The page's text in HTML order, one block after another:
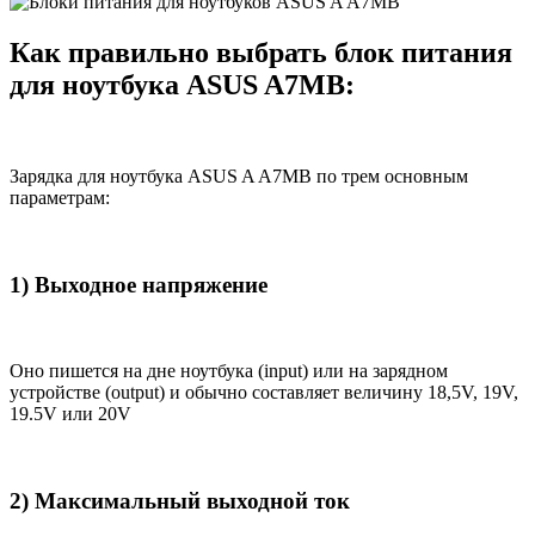
Как правильно выбрать блок питания
для ноутбука ASUS A7MB:
Зарядка для ноутбука ASUS A A7MB по трем основным
параметрам:
1) Выходное напряжение
Оно пишется на дне ноутбука (input) или на зарядном
устройстве (output) и обычно составляет величину 18,5V, 19V,
19.5V или 20V
2) Максимальный выходной ток